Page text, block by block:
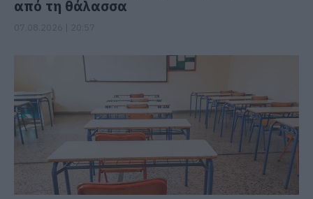
από τη θάλασσα